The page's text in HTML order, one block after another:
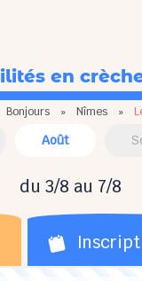
en
Bonjours » Nîmes »
Août
du 3/8 au 7/8